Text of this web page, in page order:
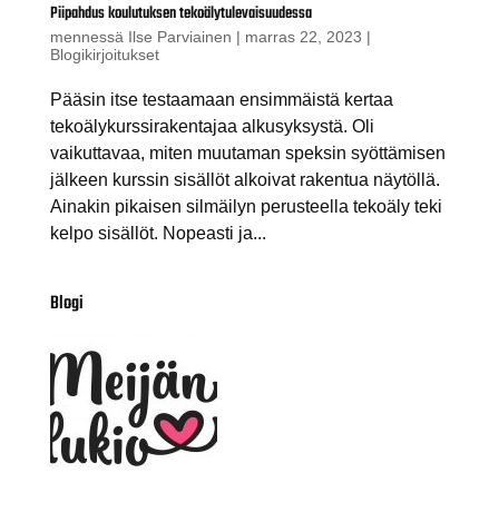
Piipahdus koulutuksen tekoälytulevaisuudessa
mennessä Ilse Parviainen | marras 22, 2023 |
Blogikirjoitukset
Pääsin itse testaamaan ensimmäistä kertaa
tekoälykurssirakentajaa alkusyksystä. Oli
vaikuttavaa, miten muutaman speksin syöttämisen
jälkeen kurssin sisällöt alkoivat rakentua näytöllä.
Ainakin pikaisen silmäilyn perusteella tekoäly teki
kelpo sisällöt. Nopeasti ja...
Blogi